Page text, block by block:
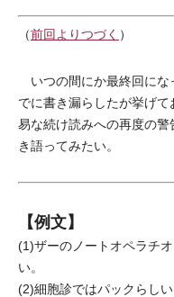
（前回よりつづく ）
いつの間にか最終回にな
でに書き漏らしたが挙げ
易な続け読みへの再度の
き語ってみたい。
【例文】
(1)ザーのノートオペラチ
い。
(2)細胞診ではパックらし